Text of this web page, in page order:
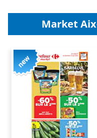
Market